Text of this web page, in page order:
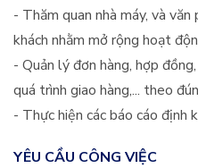
- Thăm quan nhà máy, và
khách nhằm mở rộng hoạt
- Quản lý đơn hàng, hợp
quá trình giao hàng,... theo
- Thực hiện các báo cáo định
YÊU CẦU CÔNG VIỆC